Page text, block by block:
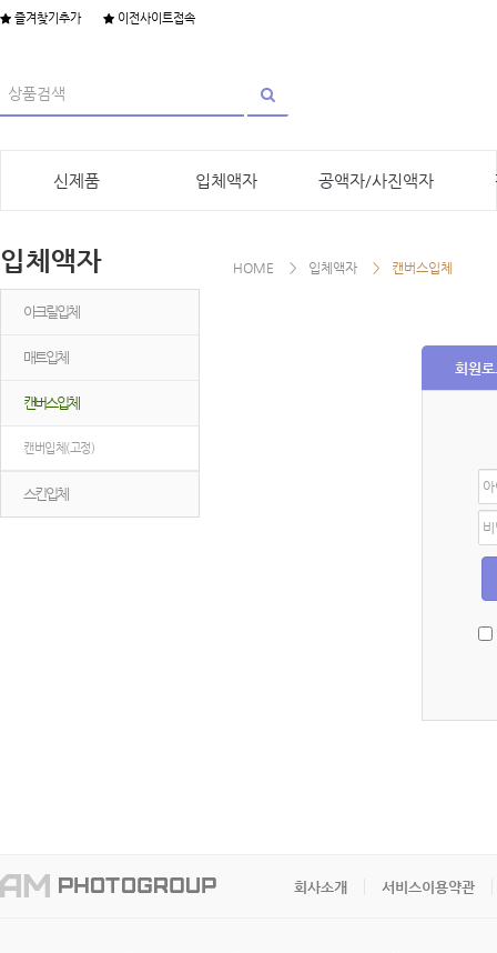
즐겨찾기추가 이전사이트접속
신제품 입체액자 공액자/사진액자
입체액자
아크릴입체
매트입체
캔버스입체
캔버입체(고정)
스킨입체
HOME 입체액자 캔버스입체
회원
디
번
회사소개 서비스이용약관